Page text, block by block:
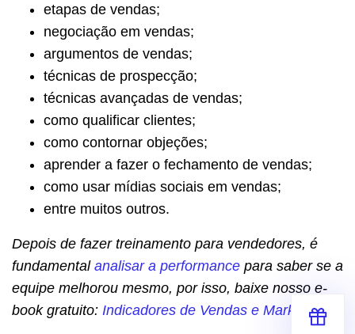
etapas de vendas;
negociação em vendas;
argumentos de vendas;
técnicas de prospecção;
técnicas avançadas de vendas;
como qualificar clientes;
como contornar objeções;
aprender a fazer o fechamento de vendas;
como usar mídias sociais em vendas;
entre muitos outros.
Depois de fazer treinamento para vendedores, é
fundamental analisar a performance para saber se a
equipe melhorou mesmo, por isso, baixe nosso e-
book gratuito: Indicadores de Vendas e Marketing.